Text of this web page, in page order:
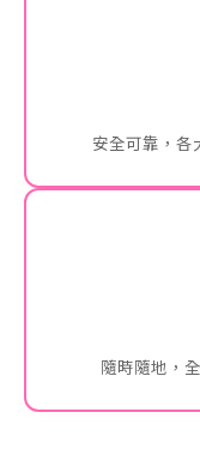
安全可靠，各
隨時隨地，